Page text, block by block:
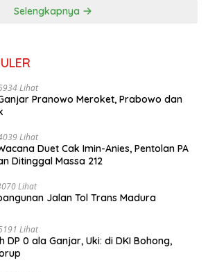
Selengkapnya
Lihat
Pranowo Meroket, Prabowo dan
Lihat
Duet Cak Imin-Anies, Pentolan PA
Ditinggal Massa 212
Lihat
Jalan Tol Trans Madura
Lihat
DP 0 ala Ganjar, Uki: di DKI Bohong,